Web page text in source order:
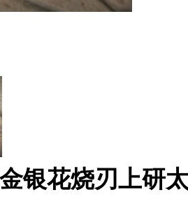
银花烧刃上研